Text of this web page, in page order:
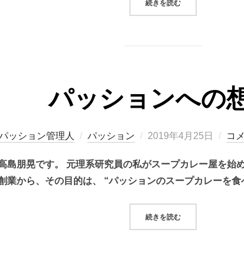
続きを読む“ワンちゃんとご一
パッションへの
ッション管理人 パッション
投
日:
2019年4月25日 コ
島朋晃です。 元理系研究員の私がスープカレー屋を
業から、その目的は、 “パッションのスープカレーを
続きを読む“パッションへの想